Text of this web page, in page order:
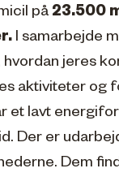
på23.500
I samarbejde
jeres
aktiviteter og
et lavt
Der er
Dem